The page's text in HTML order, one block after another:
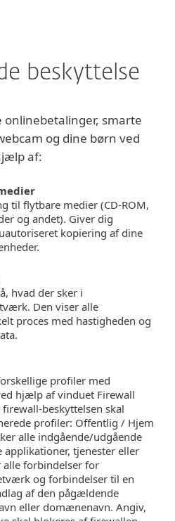
beskyttelse
onlinebetalinger, smarte
og dine børn ved
af:
til flytbare medier (CD-ROM,
og andet). Giver dig
kopiering af dine
hvad der sker i
Den viser alle
proces med hastigheden og
profiler med
hjælp af vinduet Firewall
beskyttelsen skal
profiler: Offentlig / Hjem
alle indgående/udgående
tjenester eller
forbindelser for
og forbindelser til en
af den pågældende
eller domænenavn. Angiv,